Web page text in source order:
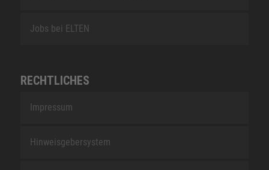
Jobs bei ELTEN
RECHTLICHES
Impressum
Hinweisgebersystem